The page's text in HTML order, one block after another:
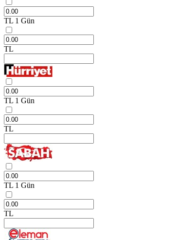
TL 1 Gün
TL
TL 1 Gün
TL
TL 1 Gün
TL